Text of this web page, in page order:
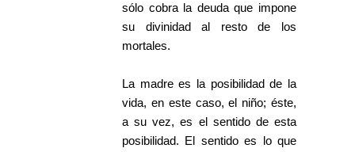
sólo cobra la deuda que impone
su divinidad al resto de los
mortales.
La madre es la posibilidad de la
vida, en este caso, el niño; éste,
a su vez, es el sentido de esta
posibilidad. El sentido es lo que